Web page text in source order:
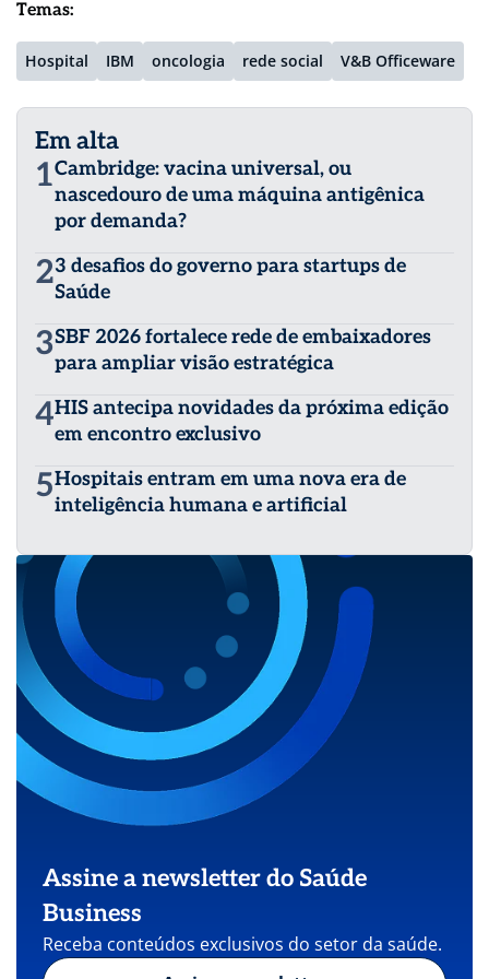
Temas:
Hospital IBM oncologia rede social V&B Officeware
Em alta
1Cambridge: vacina universal, ou
nascedouro de uma máquina antigênica
por demanda?
23 desafios do governo para startups de
Saúde
3SBF 2026 fortalece rede de embaixadores
para ampliar visão estratégica
4HIS antecipa novidades da próxima edição
em encontro exclusivo
5Hospitais entram em uma nova era de
inteligência humana e artificial
Assine a newsletter do Saúde
Business
Receba conteúdos exclusivos do setor da saúde.